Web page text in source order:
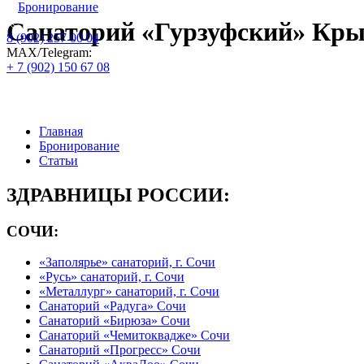
Бронирование
8 (902) 257 00 04
МАХ/Telegram:
+ 7 (902) 150 67 08
Санаторий «Гурзуфский»
Главная
Бронирование
Статьи
ЗДРАВНИЦЫ РОССИИ:
СОЧИ:
«Заполярье» санаторий, г. Сочи
«Русь» санаторий, г. Сочи
«Металлург» санаторий, г. Сочи
Санаторий «Радуга» Сочи
Санаторий «Бирюза» Сочи
Санаторий «Чемитоквадже» Сочи
Санаторий «Прогресс» Сочи